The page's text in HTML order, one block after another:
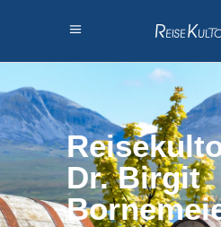
Dr. Birgit